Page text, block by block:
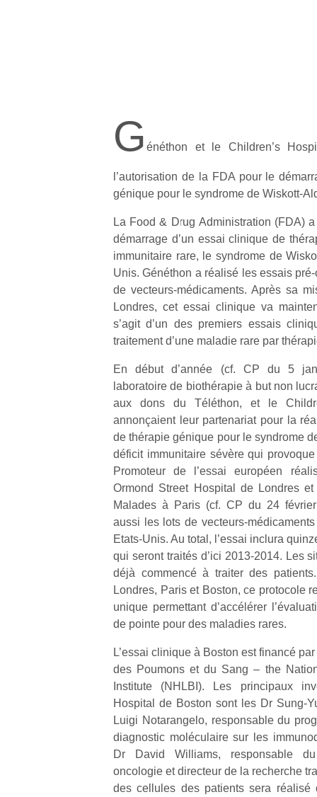
G énéthon et le Children’s
l’autorisation de la FDA pour le
génique pour le syndrome de Wiskott-
La Food & Drug Administration (FDA)
démarrage d’un essai clinique de
immunitaire rare, le syndrome de
Unis. Généthon a réalisé les essais
de vecteurs-médicaments. Après sa
Londres, cet essai clinique va
s’agit d’un des premiers essais
traitement d’une maladie rare par
En début d’année (cf. CP du 5
laboratoire de biothérapie à but non
aux dons du Téléthon, et le
annonçaient leur partenariat pour la
de thérapie génique pour le syndrome
déficit immunitaire sévère qui
Promoteur de l’essai européen
Ormond Street Hospital de Londres et
Malades à Paris (cf. CP du 24
aussi les lots de vecteurs-
Etats-Unis. Au total, l’essai inclura
qui seront traités d’ici 2013-2014. Les
déjà commencé à traiter des
Londres, Paris et Boston, ce protocole
unique permettant d’accélérer
de pointe pour des maladies rares.
L’essai clinique à Boston est financé
des Poumons et du Sang – the
Institute (NHLBI). Les principaux
Hospital de Boston sont les Dr Sung-
Luigi Notarangelo, responsable du
diagnostic moléculaire sur les
Dr David Williams, responsable
oncologie et directeur de la recherche
des cellules des patients sera réalisé